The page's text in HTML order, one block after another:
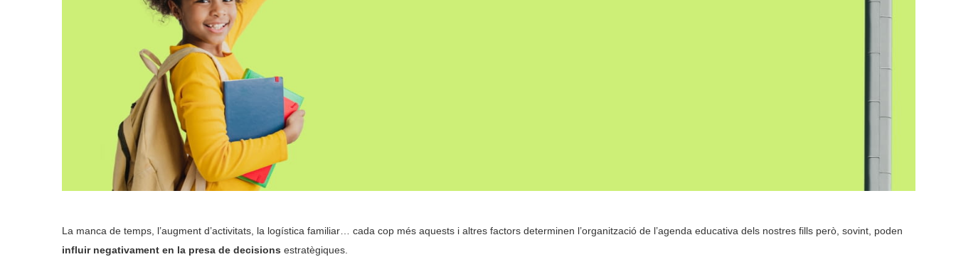
La manca de temps, l’augment d’activitats, la logística familiar… cada cop més aquests i altres factors determinen l’organització de l’agenda educativa dels nostres fills però, sovint, poden
influir negativament en la presa de decisions estratègiques.